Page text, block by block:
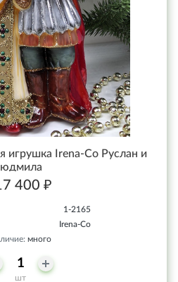
игрушка Irena-Co Руслан и
400 ₽
1-2165
Irena-Co
много
шт